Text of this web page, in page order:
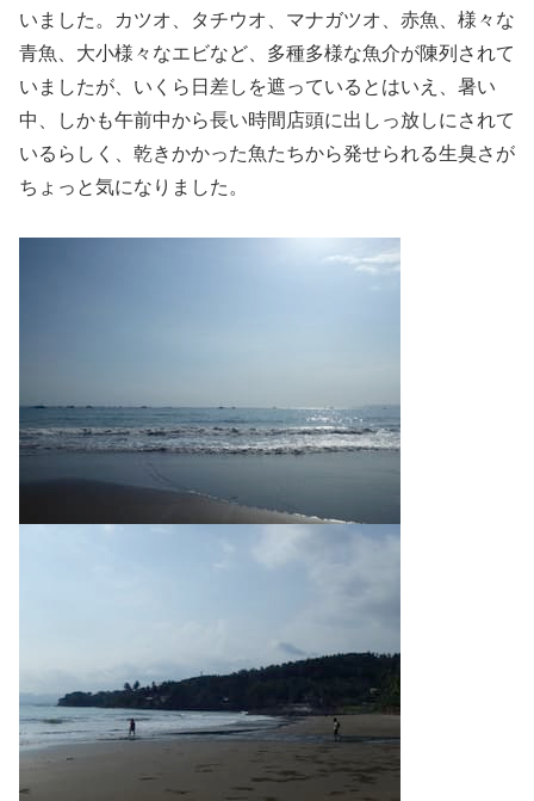
いました。カツオ、タチウオ、マナガツオ、赤魚、様々な
青魚、大小様々なエビなど、多種多様な魚介が陳列されて
いましたが、いくら日差しを遮っているとはいえ、暑い
中、しかも午前中から長い時間店頭に出しっ放しにされて
いるらしく、乾きかかった魚たちから発せられる生臭さが
ちょっと気になりました。